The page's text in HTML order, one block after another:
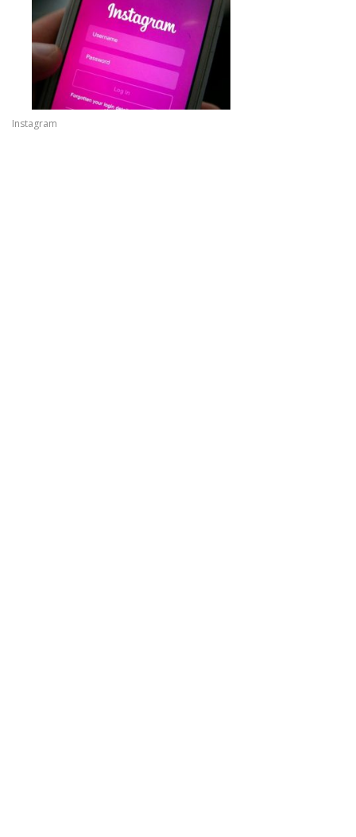
Instagram